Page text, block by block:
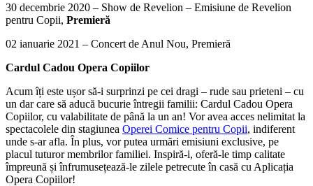
30 decembrie 2020 – Show de Revelion – Emisiune de Revelion
pentru Copii, Premieră
02 ianuarie 2021 – Concert de Anul Nou, Premieră
Cardul Cadou Opera Copiilor
Acum îți este ușor să-i surprinzi pe cei dragi – rude sau prieteni – cu
un dar care să aducă bucurie întregii familii: Cardul Cadou Opera
Copiilor, cu valabilitate de până la un an! Vor avea acces nelimitat la
spectacolele din stagiunea Operei Comice pentru Copii, indiferent
unde s-ar afla. În plus, vor putea urmări emisiuni exclusive, pe
placul tuturor membrilor familiei. Inspiră-i, oferă-le timp calitate
împreună și înfrumusețează-le zilele petrecute în casă cu Aplicația
Opera Copiilor!